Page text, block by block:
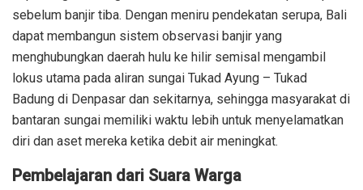
sebelum banjir tiba. Dengan meniru pendekatan serupa, Bali
dapat membangun sistem observasi banjir yang
menghubungkan daerah hulu ke hilir semisal mengambil
lokus utama pada aliran sungai Tukad Ayung – Tukad
Badung di Denpasar dan sekitarnya, sehingga masyarakat di
bantaran sungai memiliki waktu lebih untuk menyelamatkan
diri dan aset mereka ketika debit air meningkat.
Pembelajaran dari Suara Warga